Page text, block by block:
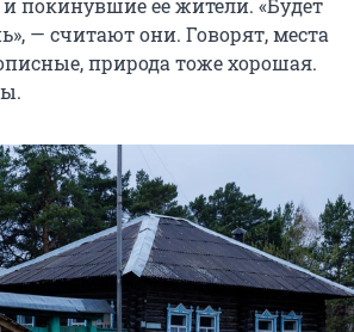
и покинувшие ее жители. «Будет
— считают они. Говорят, места
природа тоже хорошая.